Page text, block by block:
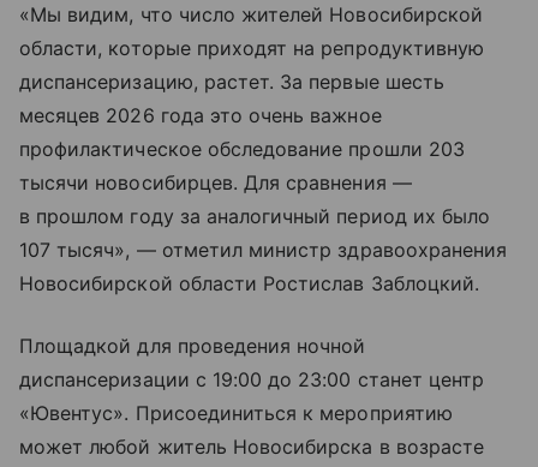
«Мы видим, что число жителей Новосибирской
области, которые приходят на репродуктивную
диспансеризацию, растет. За первые шесть
месяцев 2026 года это очень важное
профилактическое обследование прошли 203
тысячи новосибирцев. Для сравнения —
в прошлом году за аналогичный период их было
107 тысяч», — отметил министр здравоохранения
Новосибирской области Ростислав Заблоцкий.
Площадкой для проведения ночной
диспансеризации с 19:00 до 23:00 станет центр
«Ювентус». Присоединиться к мероприятию
может любой житель Новосибирска в возрасте